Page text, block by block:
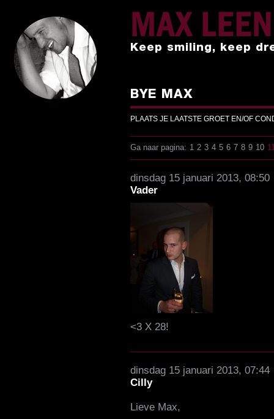
MAX
Keep smiling, keep
BYE MAX
PLAATS JE LAATSTE GROET EN/OF
Ga naar pagina: 1 2 3 4 5 6 7 8 9 10
dinsdag 15 januari 2013, 08:50
Vader
<3 X 28!
dinsdag 15 januari 2013, 07:44
Cilly
Lieve Max,